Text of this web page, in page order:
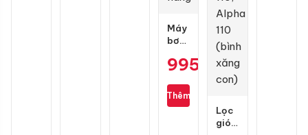
Máy
bơm
mini
M3325
không
995.000
Thêm
Lọc
gió